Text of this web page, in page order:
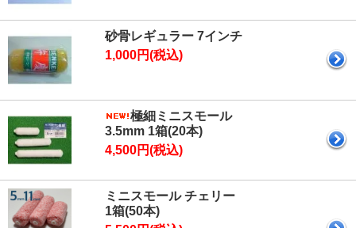
砂骨レギュラー 7インチ
1,000円(税込)
極細ミニスモール
3.5mm 1箱(20本)
4,500円(税込)
ミニスモール チェリー
1箱(50本)